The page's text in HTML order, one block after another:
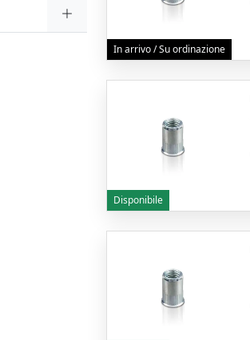
In arrivo / Su ordinazione
Disponibile